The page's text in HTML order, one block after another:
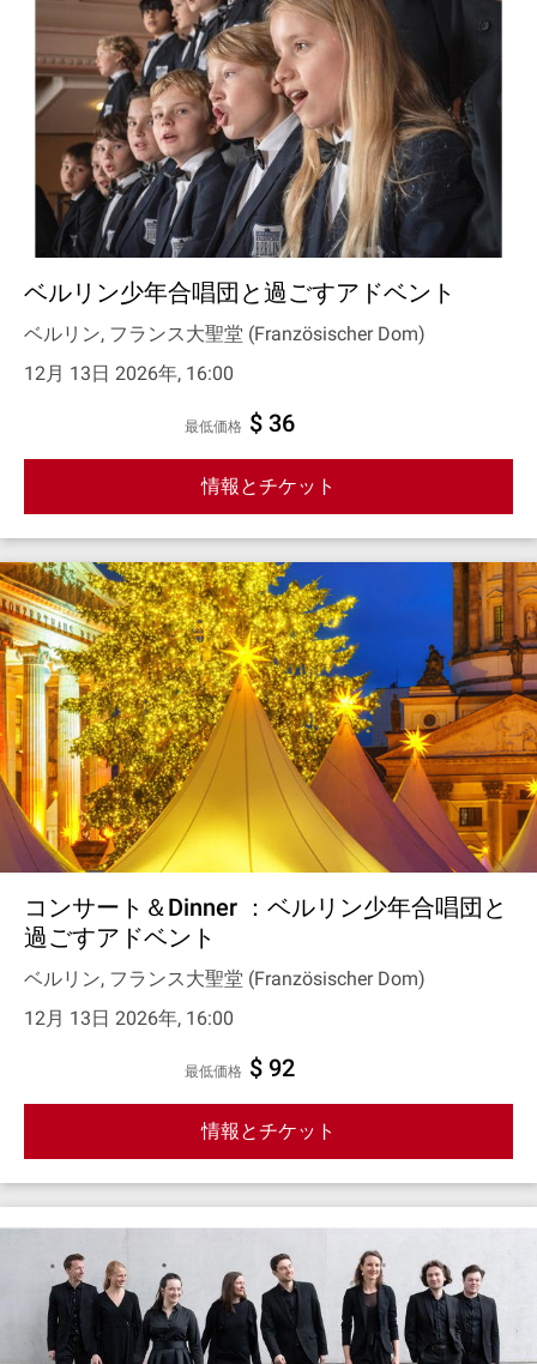
ベルリン少年合唱団と過ごすアドベント
ベルリン, フランス大聖堂 (Französischer Dom)
12月 13日 2026年, 16:00
最低価格 $ 36
情報とチケット
コンサート＆Dinner ：ベルリン少年合唱団と
過ごすアドベント
ベルリン, フランス大聖堂 (Französischer Dom)
12月 13日 2026年, 16:00
最低価格 $ 92
情報とチケット